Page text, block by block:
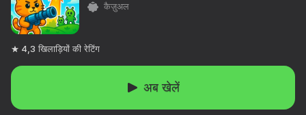
कैज़ुअल
4,3 खिलाड़ियों की रेटिंग
अब खेलें